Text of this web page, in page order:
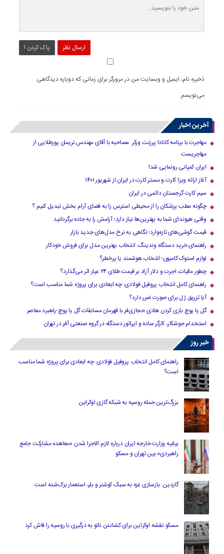
ارسال نظر پاک کردن !
ذخیره نام، ایمیل و وبسایت من در مرورگر برای زمانی که دوباره دیدگاهی
می‌نویسم.
آخرین اخبار
مهاجرت با برنامه کانادا پرزنت ورکر: مصاحبه با آقای مهندس نریمان پورطلایی از
مهاجریست
ایران کمپانی رونمایی شد!
آغاز ارائه ویزا کارت و مستر کارت در ایران از شهریور ۱۴۰۱
سیم کارت گرجستان دائمی در ایران
چگونه مطب پزشکان را از محیطی استرس زا به فضای آرام بخش تبدیل کنیم ؟
وقتی هیوندای شما به بهترین‌ها نیاز دارد؛ آرامش را به جاده برگردانید
قیمت گوشی‌های تازه‌وارد؛ نگاهی به نرخ مدل‌های جدید بازار
راهنمای خرید دستگاه وندینگ: انتخاب بهترین مدل برای فروش خودکار
لوازم استوک کامیون؛ انتخاب هوشمند یا پرخطر؟
چطور مالیات، اجرت و دلار آزاد بر قیمت طلای ۲۴ عیار اثر می‌گذارد؟
راهنمای کامل انتخاب پروفیل فولادی: چه ابعادی برای پروژه شما مناسب است؟
آیا تزریق ژل برای صورت ضرر دارد​؟
گل یا پوچ بازی کردن هادی حجازی‌فر با قهرمان مسابقات گل یا پوچ-راهبرد معاصر
استخدام جوشکار، کارگر ساده و اپراتور دستگاه در گروه صنعتی آفر در تهران
خبر روز
راهنمای کامل انتخاب پروفیل فولادی: چه ابعادی برای پروژه شما مناسب
است؟
بزرگ‌ترین حمله روسیه به شبکه گازی اوکراین
بیانیه وزارت خارجه ایران درباره لازم‌ الاجرا شدن «معاهده مشارکت جامع
راهبردی» بین تهران و مسکو
گاردین: بازسازی غزه به سبک کوشنر و بلر، استعمار بزک‌شده است
مسکو نقشه اوکراین برای کشاندن ناتو به درگیری با روسیه را فاش کرد